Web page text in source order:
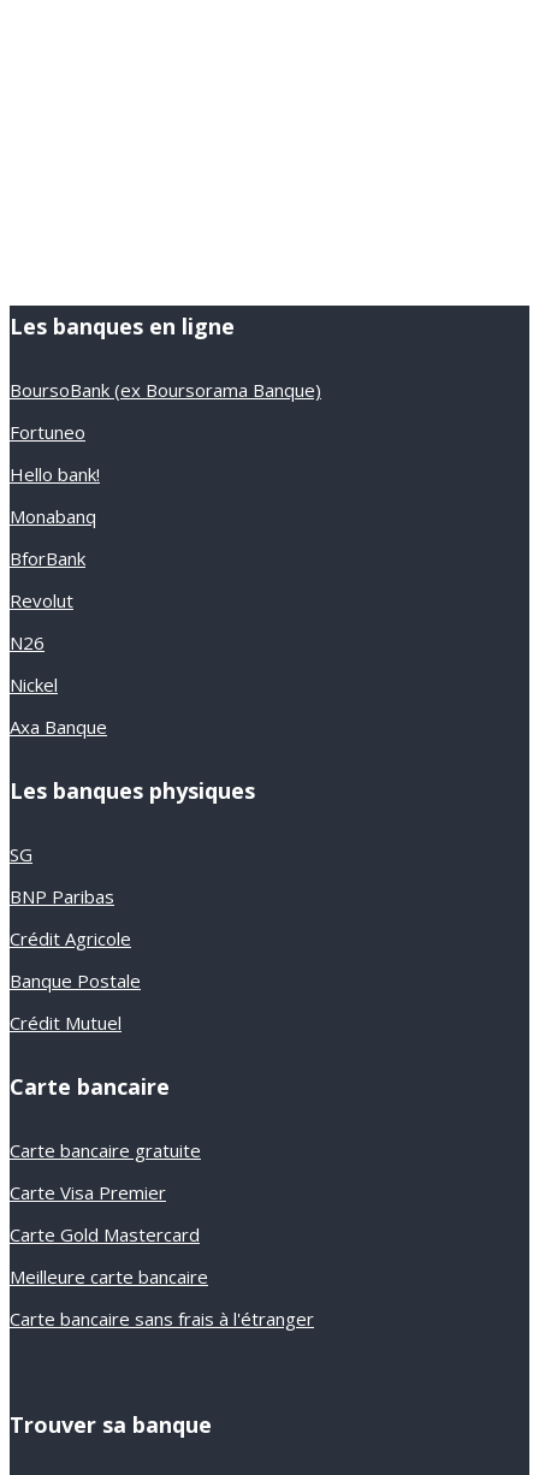
Les banques en ligne
BoursoBank (ex Boursorama Banque)
Fortuneo
Hello bank!
Monabanq
BforBank
Revolut
N26
Nickel
Axa Banque
Les banques physiques
SG
BNP Paribas
Crédit Agricole
Banque Postale
Crédit Mutuel
Carte bancaire
Carte bancaire gratuite
Carte Visa Premier
Carte Gold Mastercard
Meilleure carte bancaire
Carte bancaire sans frais à l'étranger
Trouver sa banque